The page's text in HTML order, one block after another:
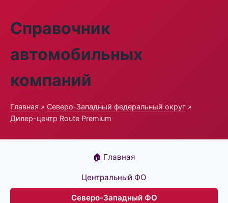
Справочник
автомобильных
компаний
Главная » Северо-Западный федеральный округ »
Дилер-центр Route Premium
🏠 Главная
Центральный ФО
Северо-Западный ФО